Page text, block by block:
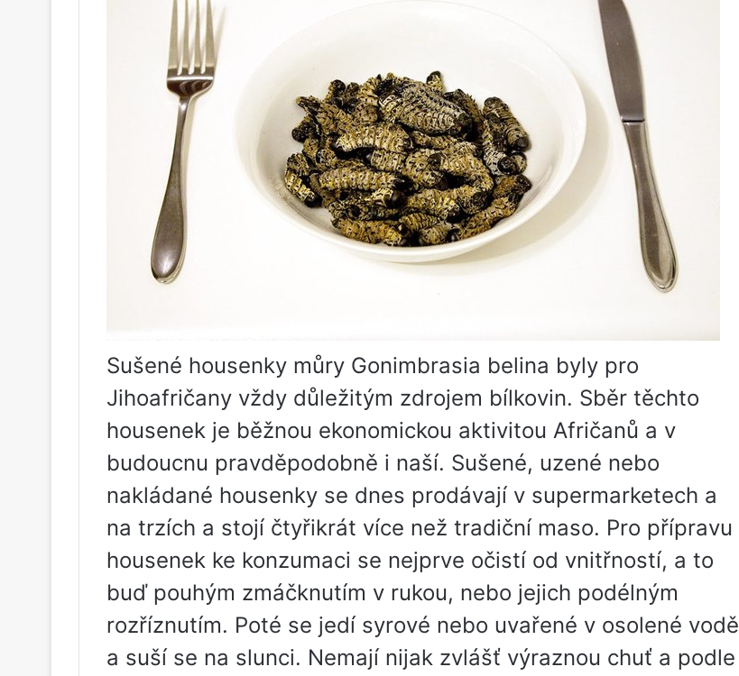
Sušené housenky můry Gonimbrasia belina byly pro
Jihoafričany vždy důležitým zdrojem bílkovin. Sběr těchto
housenek je běžnou ekonomickou aktivitou Afričanů a v
budoucnu pravděpodobně i naší. Sušené, uzené nebo
nakládané housenky se dnes prodávají v supermarketech a
na trzích a stojí čtyřikrát více než tradiční maso. Pro přípravu
housenek ke konzumaci se nejprve očistí od vnitřností, a to
buď pouhým zmáčknutím v rukou, nebo jejich podélným
rozříznutím. Poté se jedí syrové nebo uvařené v osolené vodě
a suší se na slunci. Nemají nijak zvlášť výraznou chuť a podle